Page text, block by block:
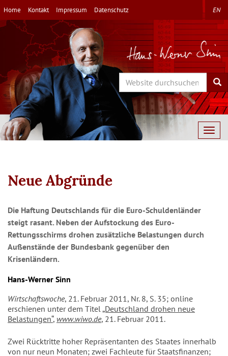
Direkt
zum
Inhalt
Home Kontakt Impressum Datenschutz EN
Search
Neue Abgründe
Die Haftung Deutschlands für die Euro-Schuldenländer
steigt rasant. Neben der Aufstockung des Euro-
Rettungsschirms drohen zusätzliche Belastungen durch
Außenstände der Bundesbank gegenüber den
Krisenländern.
Hans-Werner Sinn
Wirtschaftswoche, 21. Februar 2011, Nr. 8, S. 35; online
erschienen unter dem Titel„Deutschland drohen neue
Belastungen“, www.wiwo.de, 21. Februar 2011.
Zwei Rücktritte hoher Repräsentanten des Staates innerhalb
von nur neun Monaten; zwei Fachleute für Staatsfinanzen;